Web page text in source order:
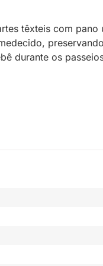
têxteis com
durante os